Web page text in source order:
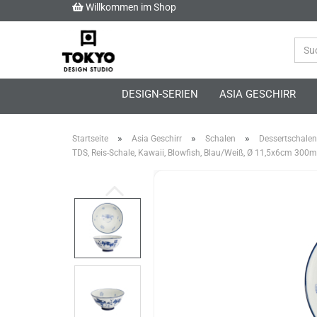
Willkommen im Shop
DESIGN-SERIEN ASIA GESCHIRR
Startseite » Asia Geschirr » Schalen »
TDS, Reis-Schale, Kawaii, Blowfish, Blau/Weiß, Ø 11,5x6cm